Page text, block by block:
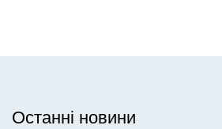
Останні новини